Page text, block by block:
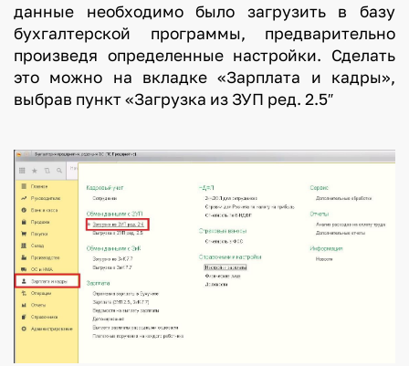
данные необходимо было загрузить в базу
бухгалтерской программы, предварительно
произведя определенные настройки. Сделать
это можно на вкладке «Зарплата и кадры»,
выбрав пункт «Загрузка из ЗУП ред. 2.5″